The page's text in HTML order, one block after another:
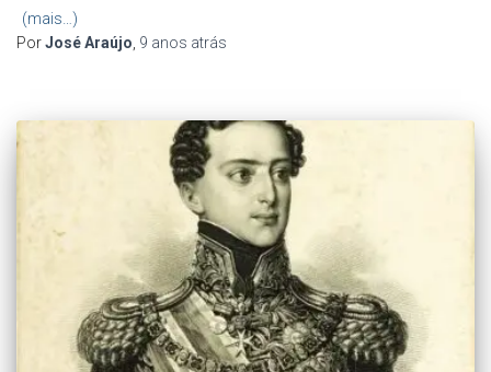
(mais…)
PorJosé Araújo 9 anos atrás